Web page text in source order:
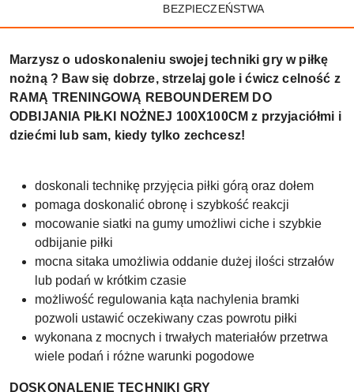
BEZPIECZEŃSTWA
Marzysz o udoskonaleniu swojej techniki gry w piłkę
nożną ? Baw się dobrze, strzelaj gole i ćwicz celność z
RAMĄ TRENINGOWĄ REBOUNDEREM DO
ODBIJANIA PIŁKI NOŻNEJ 100X100CM z przyjaciółmi i
dziećmi lub sam, kiedy tylko zechcesz!
doskonali technikę przyjęcia piłki górą oraz dołem
pomaga doskonalić obronę i szybkość reakcji
mocowanie siatki na gumy umożliwi ciche i szybkie
odbijanie piłki
mocna sitaka umożliwia oddanie dużej ilości strzałów
lub podań w krótkim czasie
możliwość regulowania kąta nachylenia bramki
pozwoli ustawić oczekiwany czas powrotu piłki
wykonana z mocnych i trwałych materiałów przetrwa
wiele podań i różne warunki pogodowe
DOSKONALENIE TECHNIKI GRY